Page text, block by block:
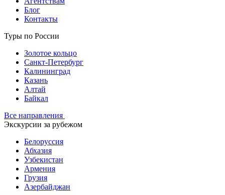
Блог
Контакты
Туры по России
Золотое кольцо
Санкт-Петербург
Калининград
Казань
Алтай
Байкал
Все направления
Экскурсии за рубежом
Белоруссия
Абхазия
Узбекистан
Армения
Грузия
Азербайджан